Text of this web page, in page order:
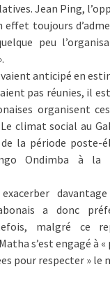
Jean Ping,
effet toujours
peu
anticipé en
pas réunies, il
organisent
climat social au
la période poste-
Ondimba à la
a donc
malgré ce
s’est engagé à
pour respecter » le